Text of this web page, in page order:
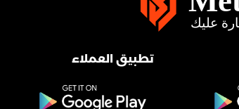
تطبيق العملاء